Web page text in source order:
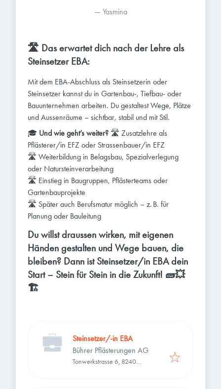
— Yasmina
🛣️ Das erwartet dich nach der Lehre als
Steinsetzer EBA:
Mit dem EBA-Abschluss als Steinsetzerin oder
Steinsetzer kannst du in Gartenbau-, Tiefbau- oder
Bauunternehmen arbeiten. Du gestaltest Wege, Plätze
und Aussenräume – sichtbar, stabil und mit Stil.
🎓 Und wie geht’s weiter? 🛣️ Zusatzlehre als
Pflästerer/in EFZ oder Strassenbauer/in EFZ
🛣️ Weiterbildung in Belagsbau, Spezialverlegung
oder Natursteinverarbeitung
🛣️ Einstieg in Baugruppen, Pflästerteams oder
Gartenbauprojekte
🛣️ Später auch Berufsmatur möglich – z. B. für
Planung oder Bauleitung
Du willst draussen wirken, mit eigenen
Händen gestalten und Wege bauen, die
bleiben? Dann ist Steinsetzer/in EBA dein
Start – Stein für Stein in die Zukunft! 🧱💥
🏗️
Steinsetzer/-in EBA
Bührer Pflästerungen AG
Tonwerkstrasse 6, 8240